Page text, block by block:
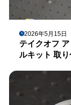
2026年5月15日
テイクオフ
ルキット 取